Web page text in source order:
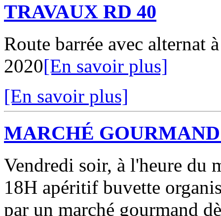
TRAVAUX RD 40
Route barrée avec alternat
2020[En savoir plus]
[En savoir plus]
MARCHÉ
Vendredi soir, à l'heure du
18H apéritif buvette
par un marché gourmand